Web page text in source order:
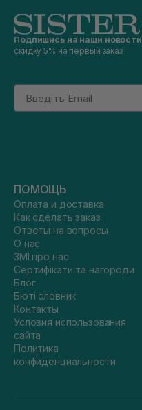
Подпишись на наши новости
скидку 5% на первый заказ
Email
ПОМОЩЬ
Оплата и доставка
Как сделать заказ
Ответы на вопросы
О нас
ЗМІ про нас
Сертифікати та нагороди
Блог
Бюті словник
Контакты
Условия использования
сайта
Политика
конфиденциальности